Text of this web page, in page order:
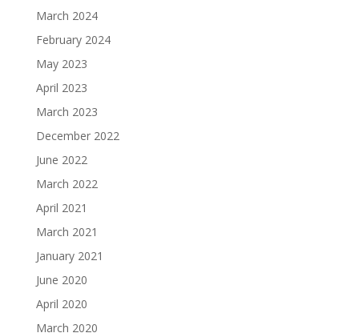
March 2024
February 2024
May 2023
April 2023
March 2023
December 2022
June 2022
March 2022
April 2021
March 2021
January 2021
June 2020
April 2020
March 2020